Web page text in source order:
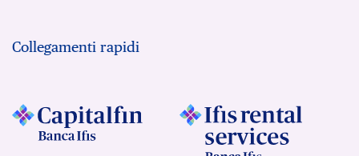
Collegamenti rapidi